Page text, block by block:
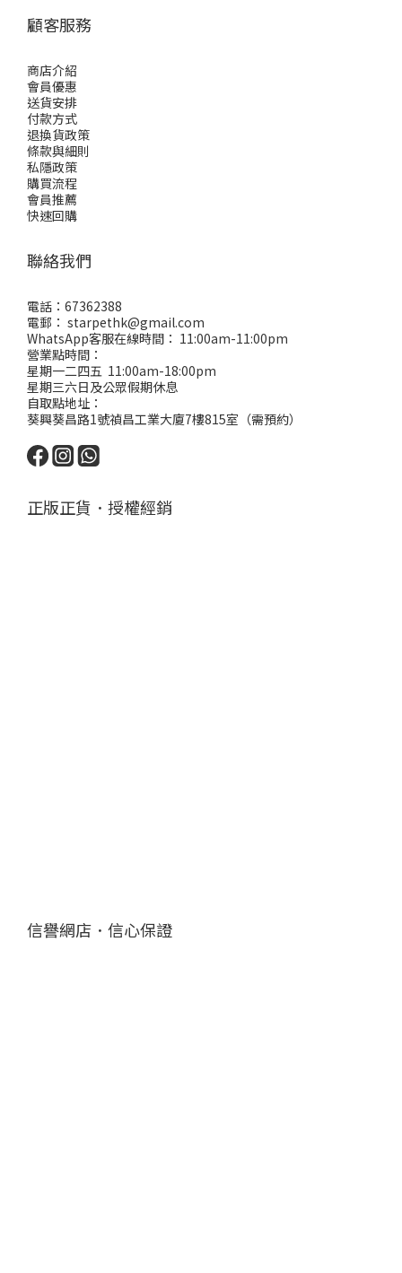
顧客服務
商店介紹
會員優惠
送貨安排
付款方式
退換貨政策
條款與細則
私隱政策
購買流程
會員推薦
快速回購
聯絡我們
電話：67362388
電郵： starpethk@gmail.com
WhatsApp客服在線時間： 11:00am-11:00pm
營業點時間：
星期一二四五 11:00am-18:00pm
星期三六日及公眾假期休息
自取點地址：
葵興葵昌路1號禎昌工業大廈7樓815室（需預約）
正版正貨．授權經銷
信譽網店．信心保證